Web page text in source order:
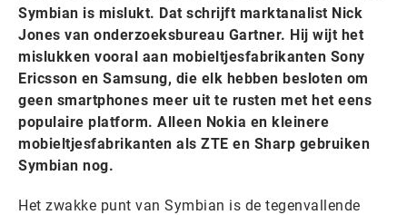
Symbian is mislukt. Dat schrijft marktanalist Nick
Jones van onderzoeksbureau Gartner. Hij wijt het
mislukken vooral aan mobieltjesfabrikanten Sony
Ericsson en Samsung, die elk hebben besloten om
geen smartphones meer uit te rusten met het eens
populaire platform. Alleen Nokia en kleinere
mobieltjesfabrikanten als ZTE en Sharp gebruiken
Symbian nog.
Het zwakke punt van Symbian is de tegenvallende